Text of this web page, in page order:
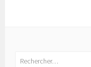
Rechercher :